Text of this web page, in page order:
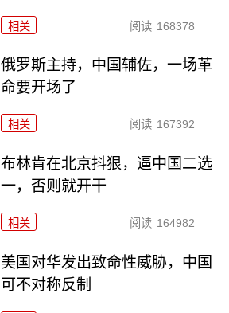
相关 阅读 168378
俄罗斯主持，中国辅佐，一场革
命要开场了
相关 阅读 167392
布林肯在北京抖狠，逼中国二选
一，否则就开干
相关 阅读 164982
美国对华发出致命性威胁，中国
可不对称反制